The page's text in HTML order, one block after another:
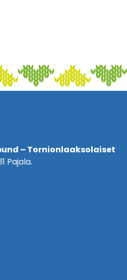
– Tornionlaaksolaiset
Pajala.